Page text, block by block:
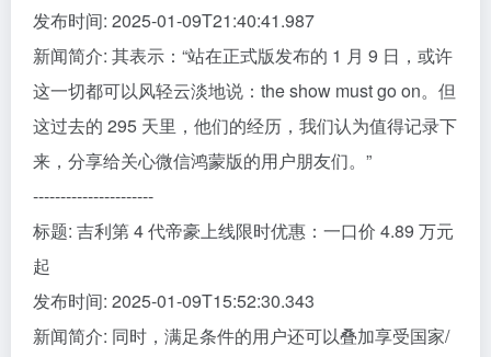
发布时间: 2025-01-09T21:40:41.987
新闻简介: 其表示：“站在正式版发布的 1 月 9 日，或许
这一切都可以风轻云淡地说：the show must go on。但
这过去的 295 天里，他们的经历，我们认为值得记录下
来，分享给关心微信鸿蒙版的用户朋友们。”
----------------------
标题: 吉利第 4 代帝豪上线限时优惠：一口价 4.89 万元
起
发布时间: 2025-01-09T15:52:30.343
新闻简介: 同时，满足条件的用户还可以叠加享受国家/